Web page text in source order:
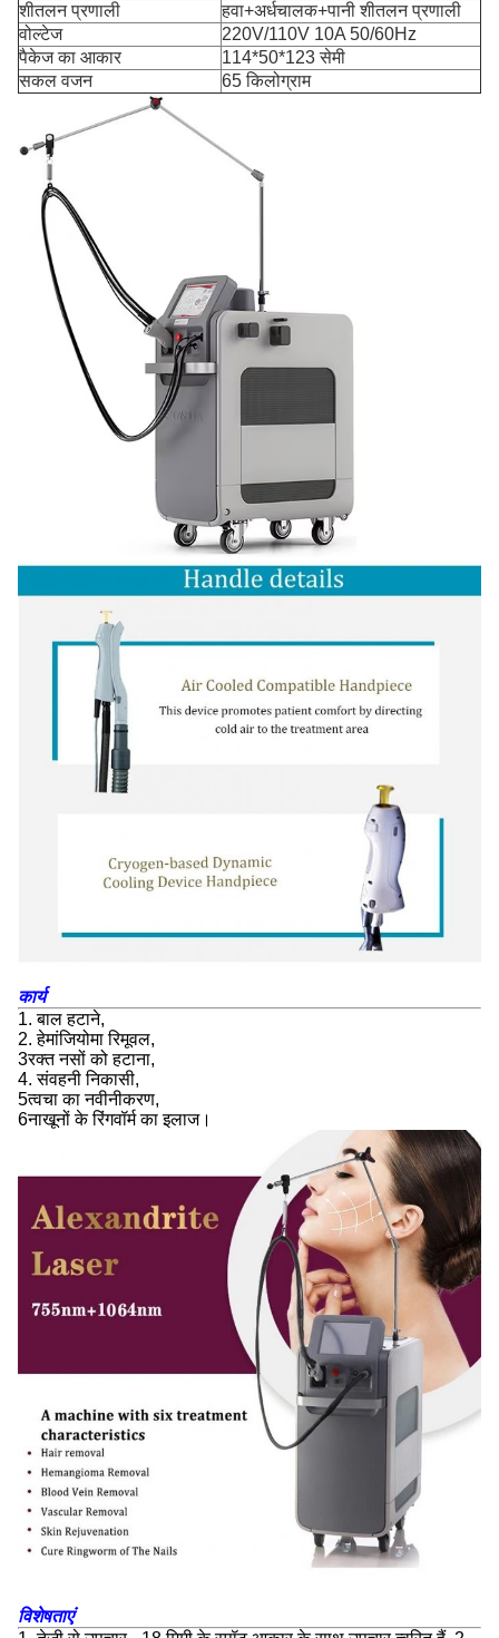
शीतलन प्रणाली
हवा+अर्धचालक+पानी शीतलन प्रणाली
वोल्टेज
220V/110V 10A 50/60Hz
पैकेज का आकार
114*50*123 सेमी
सकल वजन
65 किलोग्राम
कार्य
1. बाल हटाने,
2. हेमांजियोमा रिमूवल,
3रक्त नसों को हटाना,
4. संवहनी निकासी,
5त्वचा का नवीनीकरण,
6नाखूनों के रिंगवॉर्म का इलाज।
विशेषताएं